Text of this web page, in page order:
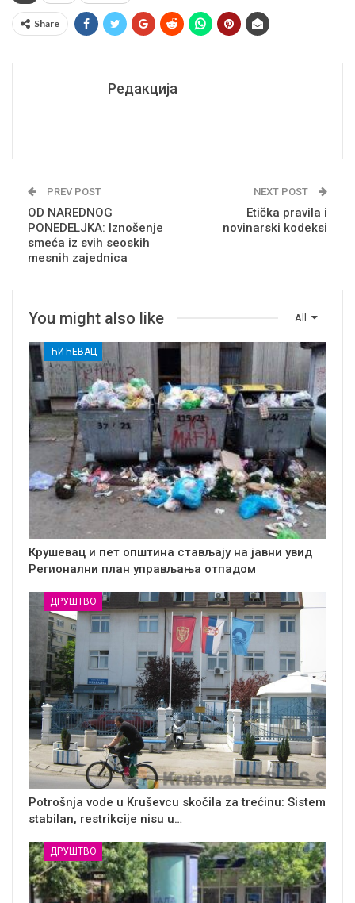
Share
Редакција
PREV POST
OD NAREDNOG
PONEDELJKA: Iznošenje
smeća iz svih seoskih
mesnih zajednica
NEXT POST
Etička pravila i
novinarski kodeksi
All
You might also like
ЋИЋЕВАЦ
Крушевац и пет општина стављају на јавни увид
Регионални план управљања отпадом
ДРУШТВО
Potrošnja vode u Kruševcu skočila za trećinu: Sistem
stabilan, restrikcije nisu u…
ДРУШТВО